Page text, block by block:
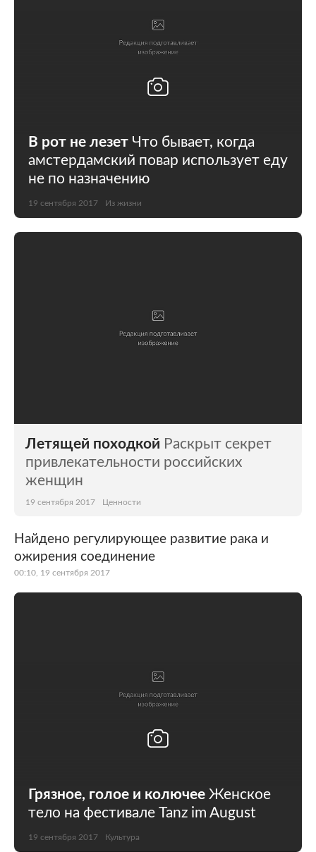
В рот не лезет Что бывает, когда
амстердамский повар использует еду
не по назначению
19 сентября 2017 Из жизни
Летящей походкой Раскрыт секрет
привлекательности российских
женщин
19 сентября 2017 Ценности
Найдено регулирующее развитие рака и
ожирения соединение
00:10, 19 сентября 2017
Грязное, голое и колючее Женское
тело на фестивале Tanz im August
19 сентября 2017 Культура